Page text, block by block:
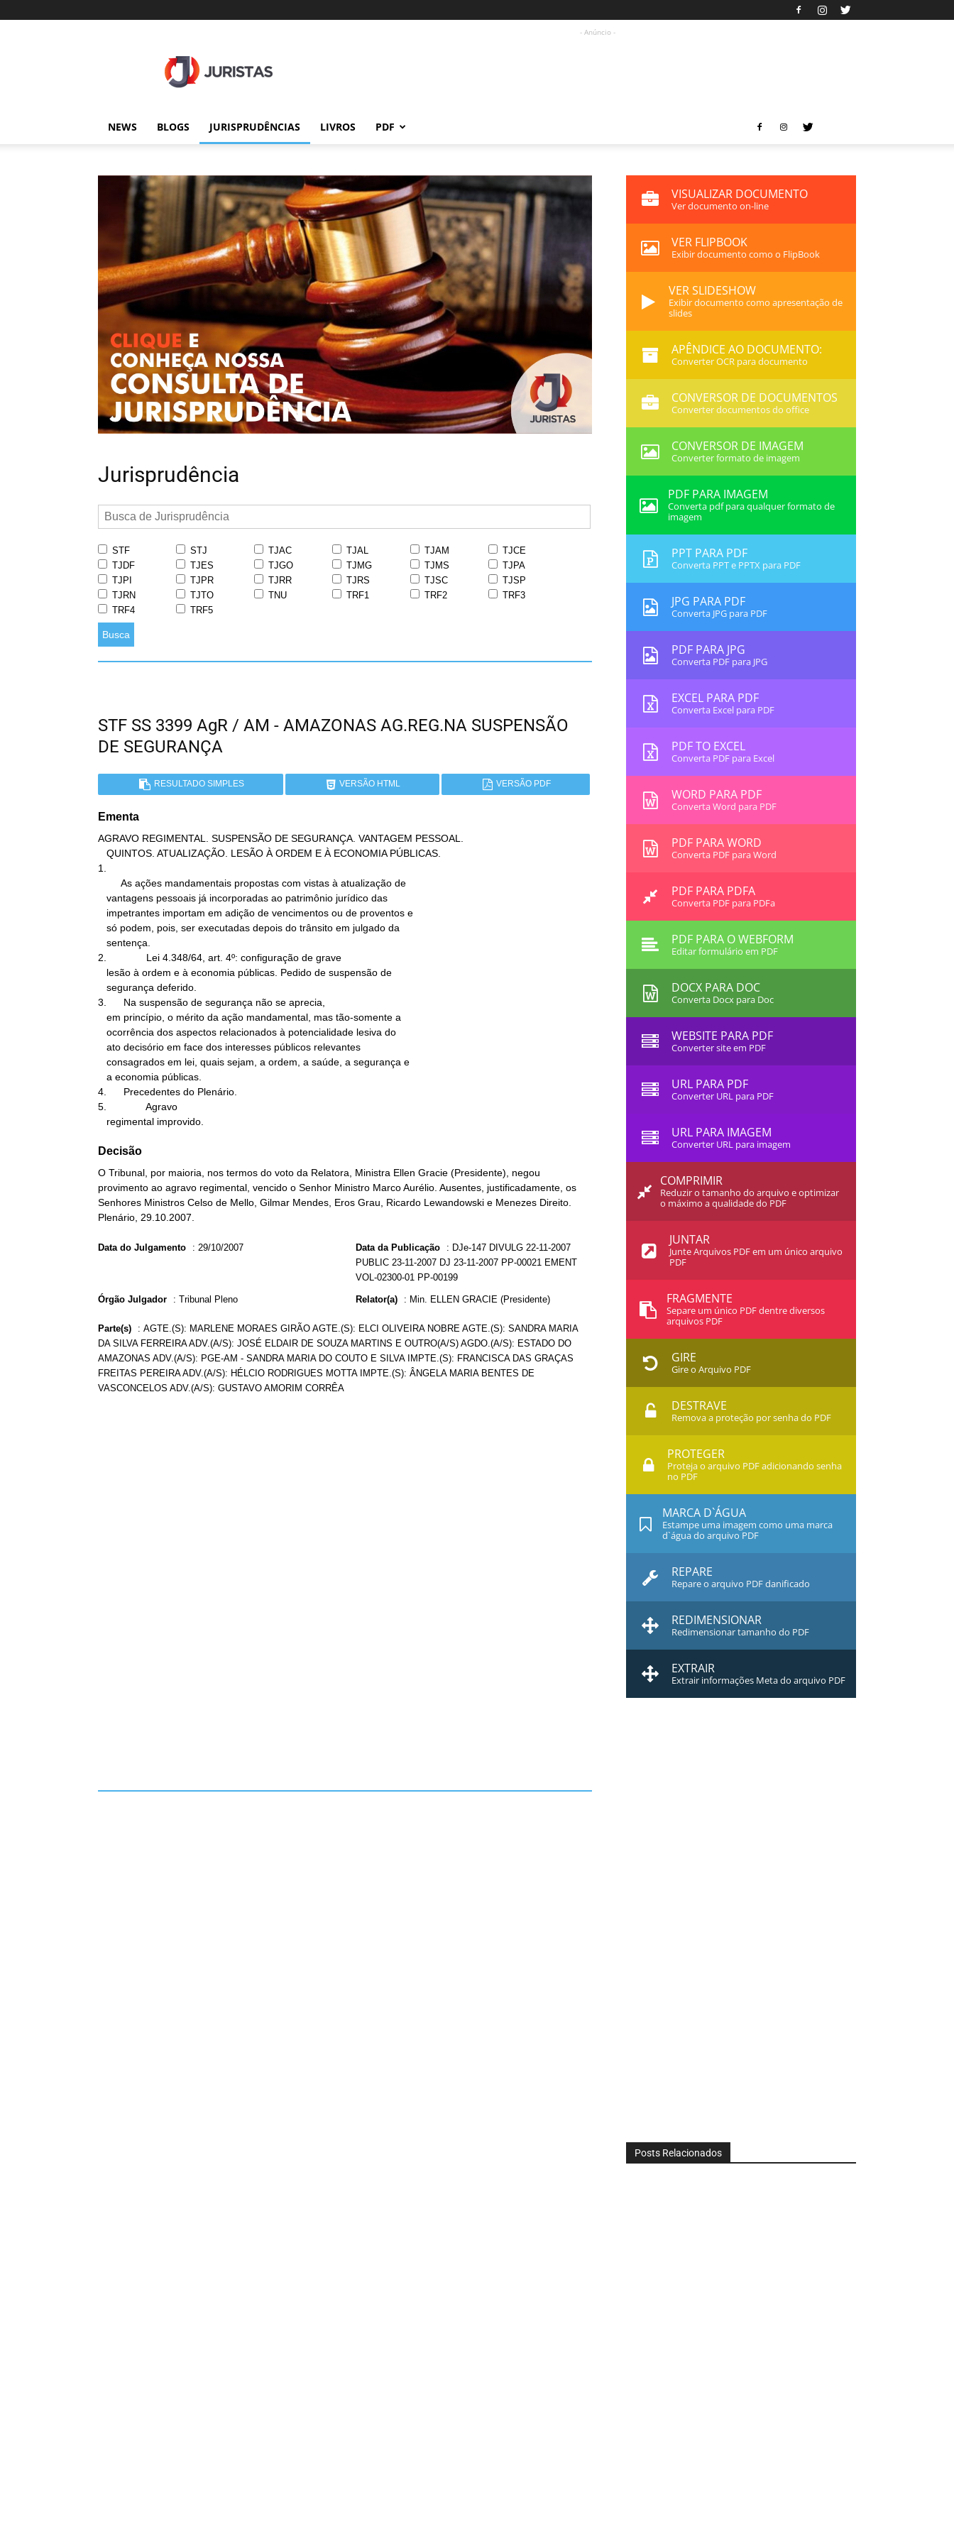
- Anúncio -
NEWS BLOGS JURISPRUDÊNCIAS LIVROS PDF
Jurisprudência
STF STJ TJAC TJAL TJAM
TJCE
TJDF
TJES TJGO TJMG TJMS
TJPA
TJPI
TJPR TJRR TJRS TJSC
TJSP
TJRN
TJTO TNU TRF1 TRF2
TRF3
TRF4
TRF5
Busca
STF SS 3399 AgR / AM - AMAZONAS AG.REG.NA SUSPENSÃO
DE SEGURANÇA
RESULTADO SIMPLES VERSÃO HTML VERSÃO PDF
Ementa
AGRAVO REGIMENTAL. SUSPENSÃO DE SEGURANÇA. VANTAGEM PESSOAL.
1.
2.              Lei 4.348/64, art. 4º: configuração de grave
3.      Na suspensão de segurança não se aprecia,
4.      Precedentes do Plenário.
5.              Agravo
   regimental improvido.
Decisão
O Tribunal, por maioria, nos termos do voto da Relatora, Ministra Ellen Gracie (Presidente), negou
provimento ao agravo regimental, vencido o Senhor Ministro Marco Aurélio. Ausentes, justificadamente, os
Senhores Ministros Celso de Mello, Gilmar Mendes, Eros Grau, Ricardo Lewandowski e Menezes Direito.
Plenário, 29.10.2007.
Data do Julgamento : 29/10/2007 Data da Publicação : DJe-147 DIVULG 22-11-2007
PUBLIC 23-11-2007 DJ 23-11-2007 PP-00021 EMENT
VOL-02300-01 PP-00199
Órgão Julgador : Tribunal Pleno Relator(a) : Min. ELLEN GRACIE (Presidente)
Parte(s) : AGTE.(S): MARLENE MORAES GIRÃO AGTE.(S): ELCI OLIVEIRA NOBRE AGTE.(S): SANDRA MARIA
DA SILVA FERREIRA ADV.(A/S): JOSÉ ELDAIR DE SOUZA MARTINS E OUTRO(A/S) AGDO.(A/S): ESTADO DO
AMAZONAS ADV.(A/S): PGE-AM - SANDRA MARIA DO COUTO E SILVA IMPTE.(S): FRANCISCA DAS GRAÇAS
FREITAS PEREIRA ADV.(A/S): HÉLCIO RODRIGUES MOTTA IMPTE.(S): ÂNGELA MARIA BENTES DE
VASCONCELOS ADV.(A/S): GUSTAVO AMORIM CORRÊA
VISUALIZAR DOCUMENTO
Ver documento on-line
VER FLIPBOOK
Exibir documento como o FlipBook
VER SLIDESHOW
Exibir documento como apresentação de
slides
APÊNDICE AO DOCUMENTO:
Converter OCR para documento
CONVERSOR DE DOCUMENTOS
Converter documentos do office
CONVERSOR DE IMAGEM
Converter formato de imagem
PDF PARA IMAGEM
Converta pdf para qualquer formato de
imagem
PPT PARA PDF
Converta PPT e PPTX para PDF
JPG PARA PDF
Converta JPG para PDF
PDF PARA JPG
Converta PDF para JPG
EXCEL PARA PDF
Converta Excel para PDF
PDF TO EXCEL
Converta PDF para Excel
WORD PARA PDF
Converta Word para PDF
PDF PARA WORD
Converta PDF para Word
PDF PARA PDFA
Converta PDF para PDFa
PDF PARA O WEBFORM
Editar formulário em PDF
DOCX PARA DOC
Converta Docx para Doc
WEBSITE PARA PDF
Converter site em PDF
URL PARA PDF
Converter URL para PDF
URL PARA IMAGEM
Converter URL para imagem
COMPRIMIR
Reduzir o tamanho do arquivo e optimizar
o máximo a qualidade do PDF
JUNTAR
Junte Arquivos PDF em um único arquivo
PDF
FRAGMENTE
Separe um único PDF dentre diversos
arquivos PDF
GIRE
Gire o Arquivo PDF
DESTRAVE
Remova a proteção por senha do PDF
PROTEGER
Proteja o arquivo PDF adicionando senha
no PDF
MARCA D`ÁGUA
Estampe uma imagem como uma marca
d`água do arquivo PDF
REPARE
Repare o arquivo PDF danificado
REDIMENSIONAR
Redimensionar tamanho do PDF
EXTRAIR
Extrair informações Meta do arquivo PDF
Posts Relacionados